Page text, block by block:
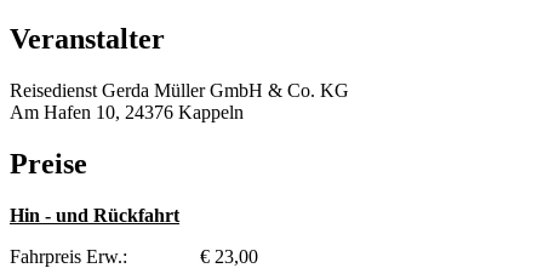
Veranstalter
Reisedienst Gerda Müller GmbH & Co. KG
Am Hafen 10, 24376 Kappeln
Preise
Hin - und Rückfahrt
Fahrpreis Erw.: € 23,00